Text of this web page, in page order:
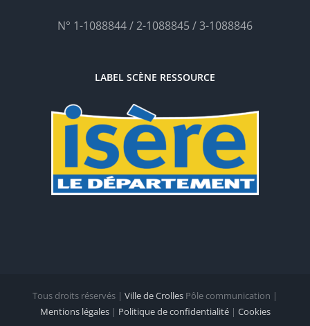
N° 1-1088844 / 2-1088845 / 3-1088846
LABEL SCÈNE RESSOURCE
Tous droits réservés | Ville de Crolles Pôle communication |
Mentions légales| Politique de confidentialité| Cookies